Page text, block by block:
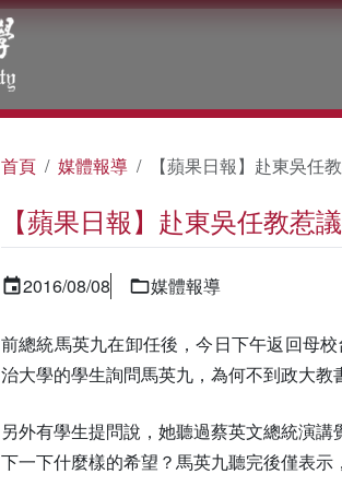
首頁 媒體報導 【蘋果日報】赴東吳
【蘋果日報】赴東吳任教
2016/08/08 媒體報導
前總統馬英九在卸任後，今日下午返回母
治大學的學生詢問馬英九，為何不到政大
另外有學生提問說，她聽過蔡英文總統演
下一下什麼樣的希望？馬英九聽完後僅表示